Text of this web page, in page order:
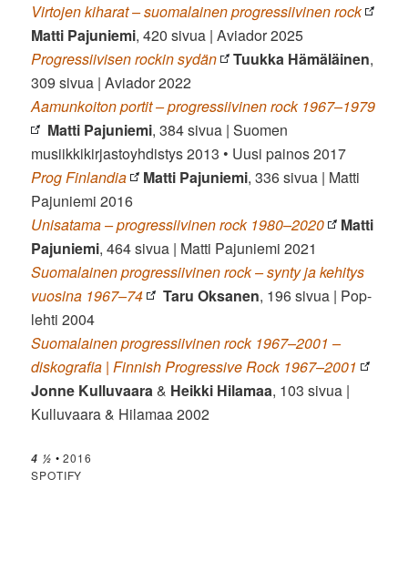
Virtojen kiharat – suomalainen progressiivinen rock
Matti Pajuniemi, 420 sivua | Aviador 2025
Progressiivisen rockin sydän
Tuukka Hämäläinen,
309 sivua | Aviador 2022
Aamunkoiton portit – progressiivinen rock 1967–1979
Matti Pajuniemi, 384 sivua | Suomen
musiikkikirjastoyhdistys 2013 • Uusi painos 2017
Prog Finlandia
Matti Pajuniemi, 336 sivua | Matti
Pajuniemi 2016
Unisatama – progressiivinen rock 1980–2020
Matti
Pajuniemi, 464 sivua | Matti Pajuniemi 2021
Suomalainen progressiivinen rock – synty ja kehitys
vuosina 1967–74
Taru Oksanen, 196 sivua | Pop-
lehti 2004
Suomalainen progressiivinen rock 1967–2001 –
diskografia | Finnish Progressive Rock 1967–2001
Jonne Kulluvaara& Heikki Hilamaa, 103 sivua |
Kulluvaara & Hilamaa 2002
4 ½ • 2016
SPOTIFY